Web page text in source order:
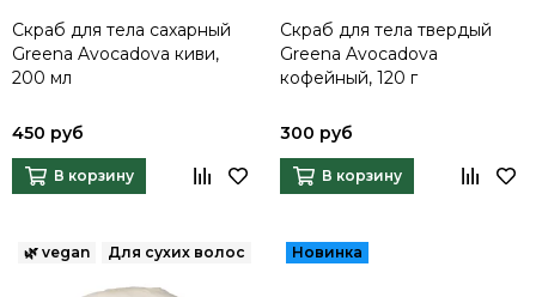
Скраб для тела сахарный
Greena Avocadova киви,
200 мл
450 руб
В корзину
Скраб для тела твердый
Greena Avocadova
кофейный, 120 г
300 руб
В корзину